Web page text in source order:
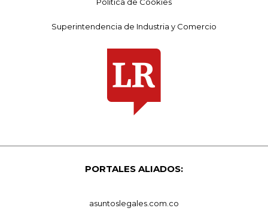
Superintendencia de Industria y Comercio
PORTALES ALIADOS:
asuntoslegales.com.co